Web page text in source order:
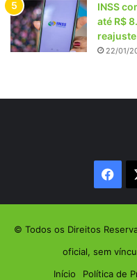
INSS
até R$
reajuste
22/01/
© Todos os Direitos
oficial, sem
Início
Política de